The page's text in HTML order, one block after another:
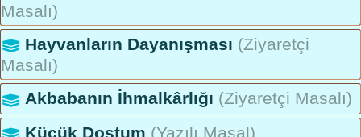
Masalı)
Hayvanların Dayanışması (Ziyaretçi
Masalı)
Akbabanın İhmalkârlığı (Ziyaretçi Masalı)
Küçük Dostum (Yazılı Masal)